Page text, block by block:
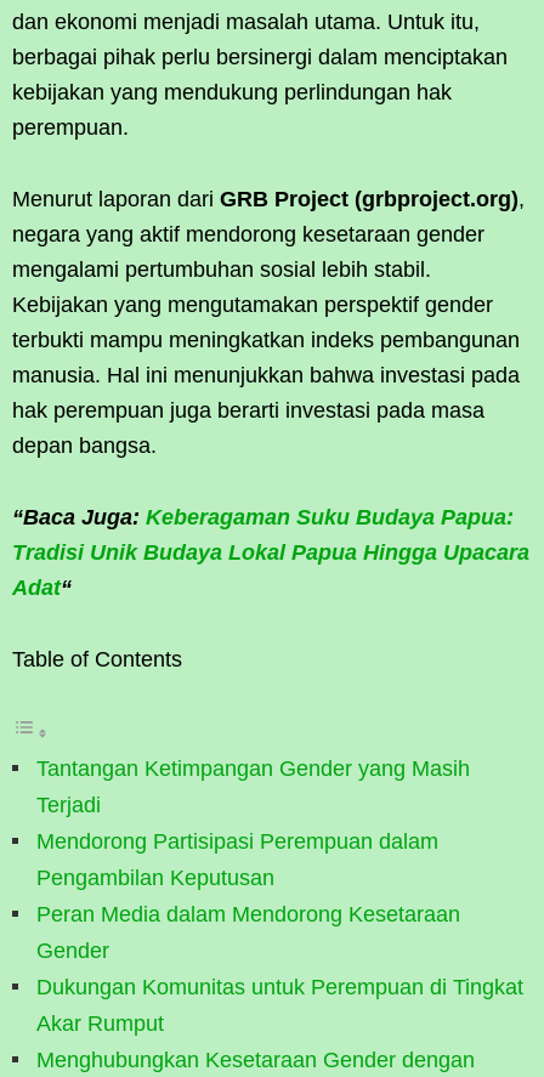
dan ekonomi menjadi masalah utama. Untuk itu,
berbagai pihak perlu bersinergi dalam menciptakan
kebijakan yang mendukung perlindungan hak
perempuan.
Menurut laporan dari GRB Project (grbproject.org),
negara yang aktif mendorong kesetaraan gender
mengalami pertumbuhan sosial lebih stabil.
Kebijakan yang mengutamakan perspektif gender
terbukti mampu meningkatkan indeks pembangunan
manusia. Hal ini menunjukkan bahwa investasi pada
hak perempuan juga berarti investasi pada masa
depan bangsa.
“Baca Juga: Keberagaman Suku Budaya Papua:
Tradisi Unik Budaya Lokal Papua Hingga Upacara
Adat“
Table of Contents
Tantangan Ketimpangan Gender yang Masih
Terjadi
Mendorong Partisipasi Perempuan dalam
Pengambilan Keputusan
Peran Media dalam Mendorong Kesetaraan
Gender
Dukungan Komunitas untuk Perempuan di Tingkat
Akar Rumput
Menghubungkan Kesetaraan Gender dengan